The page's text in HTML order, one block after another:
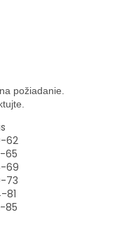
požiadanie.
62
65
69
73
81
85